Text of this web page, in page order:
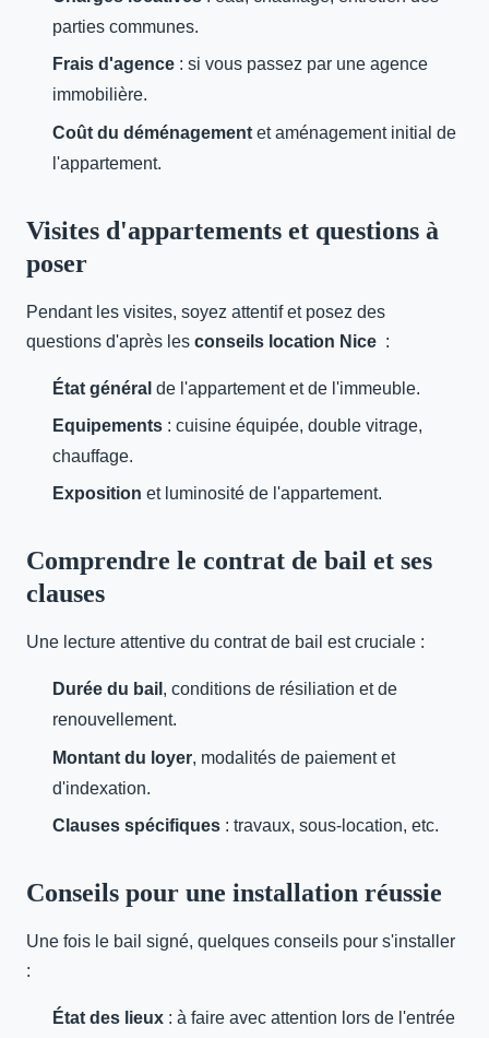
parties communes.
Frais d'agence : si vous passez par une agence
immobilière.
Coût du déménagement et aménagement initial de
l'appartement.
Visites d'appartements et questions à
poser
Pendant les visites, soyez attentif et posez des
questions d'après les conseils location Nice :
État général de l'appartement et de l'immeuble.
Equipements : cuisine équipée, double vitrage,
chauffage.
Exposition et luminosité de l'appartement.
Comprendre le contrat de bail et ses
clauses
Une lecture attentive du contrat de bail est cruciale :
Durée du bail , conditions de résiliation et de
renouvellement.
Montant du loyer, modalités de paiement et
d'indexation.
Clauses spécifiques : travaux, sous-location, etc.
Conseils pour une installation réussie
Une fois le bail signé, quelques conseils pour s'installer
:
État des lieux : à faire avec attention lors de l'entrée